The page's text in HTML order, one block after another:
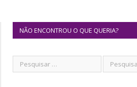
NÃO ENCONTROU O QUE QUERIA?